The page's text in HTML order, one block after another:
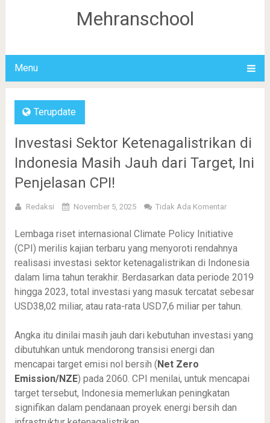
Mehranschool
Menu
Terupdate
Investasi Sektor Ketenagalistrikan di
Indonesia Masih Jauh dari Target, Ini
Penjelasan CPI!
Redaksi November 5, 2025 Tidak Ada Komentar
Lembaga riset internasional Climate Policy Initiative
(CPI) merilis kajian terbaru yang menyoroti rendahnya
realisasi investasi sektor ketenagalistrikan di Indonesia
dalam lima tahun terakhir. Berdasarkan data periode 2019
hingga 2023, total investasi yang masuk tercatat sebesar
USD38,02 miliar, atau rata-rata USD7,6 miliar per tahun.
Angka itu dinilai masih jauh dari kebutuhan investasi yang
dibutuhkan untuk mendorong transisi energi dan
mencapai target emisi nol bersih (Net Zero
Emission/NZE) pada 2060. CPI menilai, untuk mencapai
target tersebut, Indonesia memerlukan peningkatan
signifikan dalam pendanaan proyek energi bersih dan